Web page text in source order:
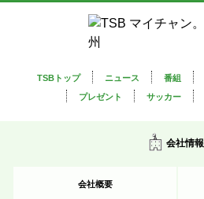
TSBトップ ニュース 番組
プレゼント
サッカー
会社情報
会社概要